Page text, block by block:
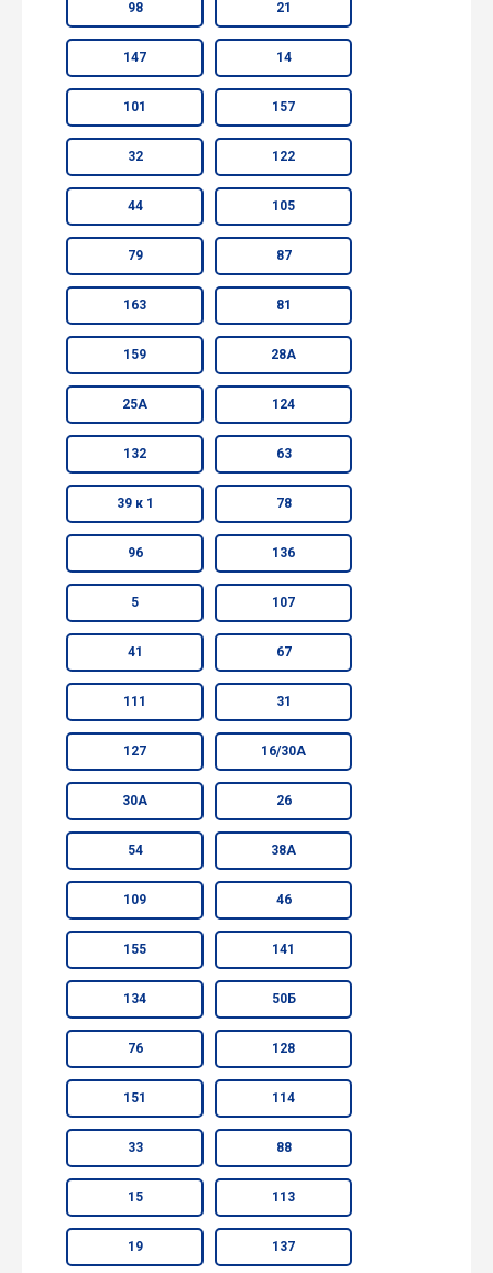
98 21
147 14
101 157
32 122
44 105
79 87
163 81
159 28А
25А 124
132 63
39 к 1 78
96 136
5 107
41 67
111 31
127 16/30А
30А 26
54 38А
109 46
155 141
134 50Б
76 128
151 114
33 88
15 113
19 137